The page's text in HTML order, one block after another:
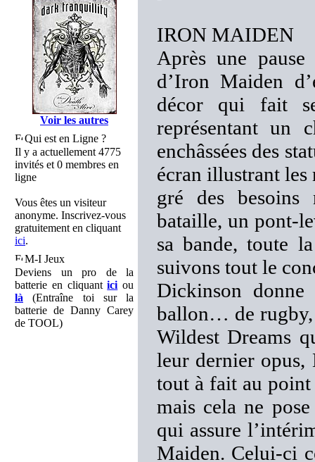
Voir les autres
Qui est en Ligne ?
Il y a actuellement 4775
invités et 0 membres en
ligne
Vous êtes un visiteur
anonyme. Inscrivez-vous
gratuitement en cliquant
ici.
M-I Jeux
Deviens un pro de la
batterie en cliquantici ou
là (Entraîne toi sur la
batterie de Danny Carey
de TOOL)
IRON MAIDEN
Après une
d’Iron Maiden
décor qui fait
représentant un
enchâssées des
écran illustrant les
gré des
bataille, un pont-
sa bande, toute
suivons tout le
Dickinson
ballon… de rugby,
Wildest Dreams
leur dernier opus,
tout à fait au
mais cela ne
qui assure
Maiden. Celui-ci